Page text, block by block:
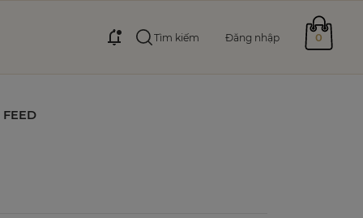
Tìm kiếm Đăng nhập 0
FEED